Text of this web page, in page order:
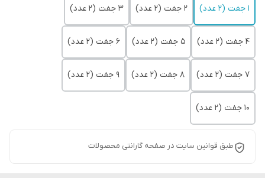
1 جفت (2 عدد) 2 جفت (2 عدد) 3 جفت (2 عدد)
4 جفت (2 عدد) 5 جفت (2 عدد) 6 جفت (2 عدد)
7 جفت (2 عدد) 8 جفت (2 عدد) 9 جفت (2 عدد)
10 جفت (2 عدد)
طبق قوانین سایت در صفحه گارانتی محصولات